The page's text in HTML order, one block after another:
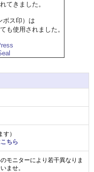
てきました。
ボス印）は
も使用されました。
す）
ちら
モニターにより若干異なりま
ませ。